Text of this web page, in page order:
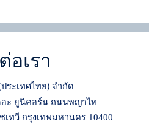
อเรา
ประเทศไทย) จำกัด
อะ ยูนิคอร์น ถนนพญาไท
ทวี กรุงเทพมหานคร 10400